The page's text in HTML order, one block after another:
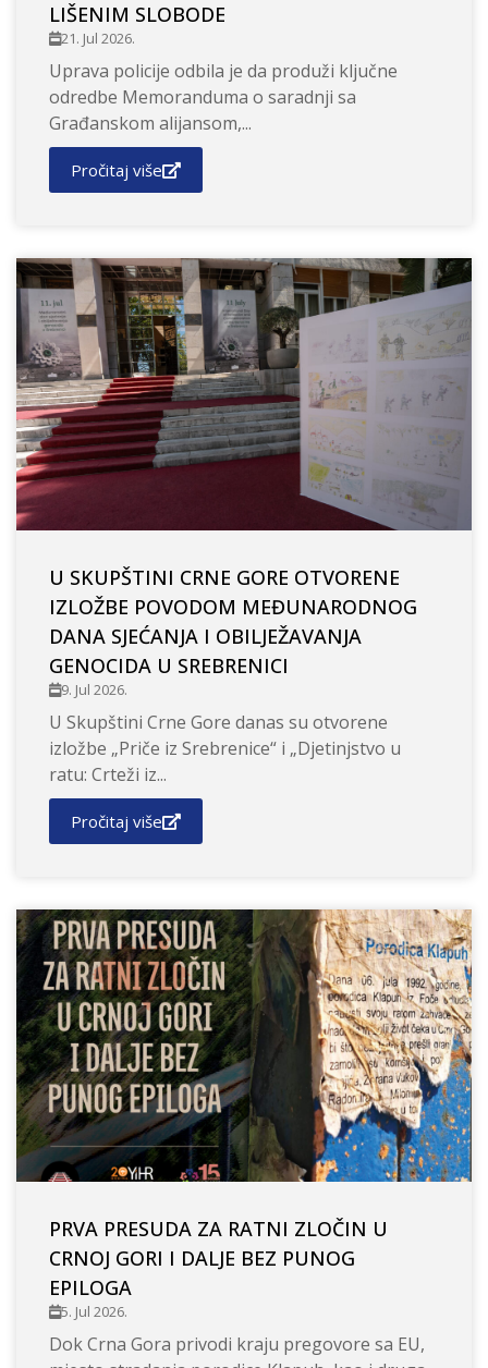
LIŠENIM SLOBODE
21. Jul 2026.
Uprava policije odbila je da produži ključne
odredbe Memoranduma o saradnji sa
Građanskom alijansom,...
Pročitaj više
U SKUPŠTINI CRNE GORE OTVORENE
IZLOŽBE POVODOM MEĐUNARODNOG
DANA SJEĆANJA I OBILJEŽAVANJA
GENOCIDA U SREBRENICI
9. Jul 2026.
U Skupštini Crne Gore danas su otvorene
izložbe „Priče iz Srebrenice“ i „Djetinjstvo u
ratu: Crteži iz...
Pročitaj više
PRVA PRESUDA ZA RATNI ZLOČIN U
CRNOJ GORI I DALJE BEZ PUNOG
EPILOGA
5. Jul 2026.
Dok Crna Gora privodi kraju pregovore sa EU,